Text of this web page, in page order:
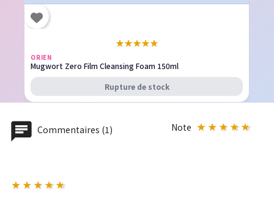
★★★★★
ORIEN
Mugwort Zero Film Cleansing Foam 150ml
Rupture de stock
Commentaires (1) Note